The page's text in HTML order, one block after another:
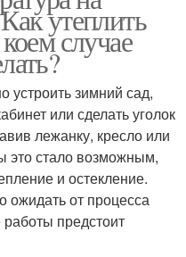
утеплить
случае
устроить зимний сад,
или сделать уголок
лежанку, кресло или
это стало возможным,
и остекление.
ожидать от процесса
работы предстоит